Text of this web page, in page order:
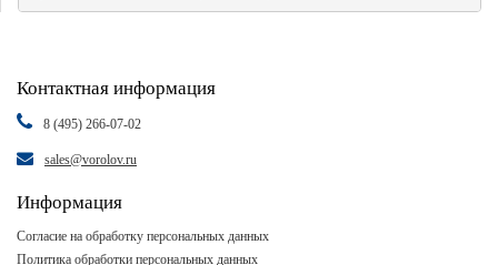
Контактная информация
8 (495) 266-07-02
sales@vorolov.ru
Информация
Согласие на обработку персональных данных
Политика обработки персональных данных